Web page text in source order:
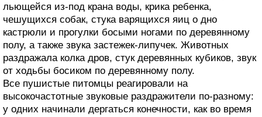
льющейся из-под крана воды, крика ребенка,
чешущихся собак, стука варящихся яиц о дно
кастрюли и прогулки босыми ногами по деревянному
полу, а также звука застежек-липучек. Животных
раздражала колка дров, стук деревянных кубиков, звук
от ходьбы босиком по деревянному полу.
Все пушистые питомцы реагировали на
высокочастотные звуковые раздражители по-разному:
у одних начинали дергаться конечности, как во время